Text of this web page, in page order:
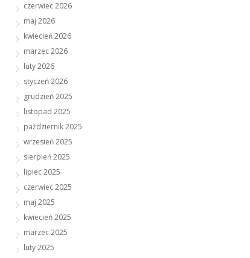
czerwiec 2026
maj 2026
kwiecień 2026
marzec 2026
luty 2026
styczeń 2026
grudzień 2025
listopad 2025
październik 2025
wrzesień 2025
sierpień 2025
lipiec 2025
czerwiec 2025
maj 2025
kwiecień 2025
marzec 2025
luty 2025